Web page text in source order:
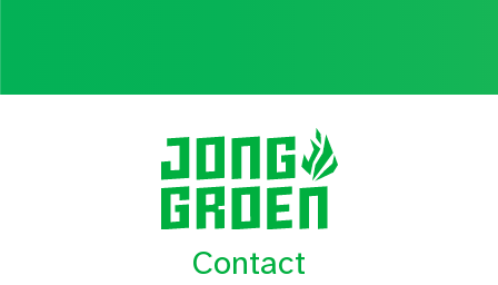
Contact